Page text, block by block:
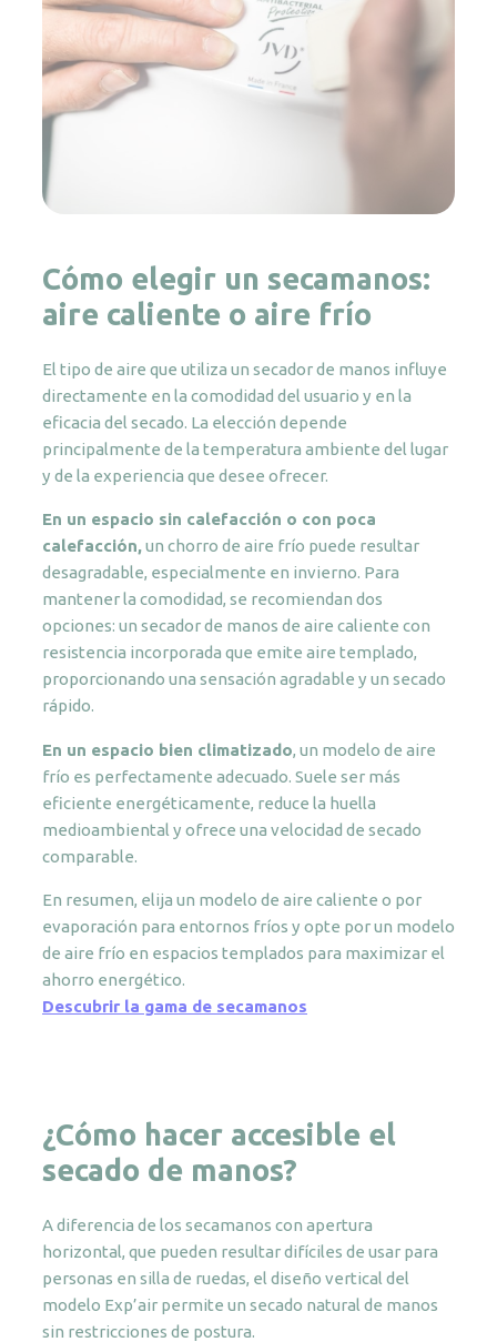
Cómo elegir un secamanos:
aire caliente o aire frío
El tipo de aire que utiliza un secador de manos influye
directamente en la comodidad del usuario y en la
eficacia del secado. La elección depende
principalmente de la temperatura ambiente del lugar
y de la experiencia que desee ofrecer.
En un espacio sin calefacción o con poca
calefacción,un chorro de aire frío puede resultar
desagradable, especialmente en invierno. Para
mantener la comodidad, se recomiendan dos
opciones: un secador de manos de aire caliente con
resistencia incorporada que emite aire templado,
proporcionando una sensación agradable y un secado
rápido.
En un espacio bien climatizado, un modelo de aire
frío es perfectamente adecuado. Suele ser más
eficiente energéticamente, reduce la huella
medioambiental y ofrece una velocidad de secado
comparable.
En resumen, elija un modelo de aire caliente o por
evaporación para entornos fríos y opte por un modelo
de aire frío en espacios templados para maximizar el
ahorro energético.
Descubrir la gama de secamanos
¿Cómo hacer accesible el
secado de manos?
A diferencia de los secamanos con apertura
horizontal, que pueden resultar difíciles de usar para
personas en silla de ruedas, el diseño vertical del
modelo Exp’air permite un secado natural de manos
sin restricciones de postura.